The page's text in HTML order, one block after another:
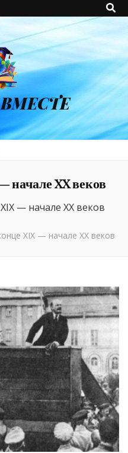
начале XX веков
— начале XX веков
XIX — начале XX веков